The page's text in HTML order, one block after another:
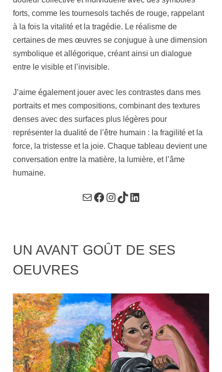
forts, comme les tournesols tachés de rouge, rappelant
à la fois la vitalité et la tragédie. Le réalisme de
certaines de mes œuvres se conjugue à une dimension
symbolique et allégorique, créant ainsi un dialogue
entre le visible et l’invisible.
J’aime également jouer avec les contrastes dans mes
portraits et mes compositions, combinant des textures
denses avec des surfaces plus légères pour
représenter la dualité de l’être humain : la fragilité et la
force, la tristesse et la joie. Chaque tableau devient une
conversation entre la matière, la lumière, et l’âme
humaine.
MailFacebook
Instagram
TikTokLinkedIn
UN AVANT GOÛT DE SES
OEUVRES